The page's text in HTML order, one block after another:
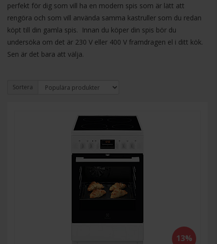
perfekt för dig som vill ha en modern spis som är lätt att
rengöra och som vill använda samma kastruller som du redan
köpt till din gamla spis. Innan du köper din spis bör du
undersöka om det är 230 V eller 400 V framdragen el i ditt kök.
Sen är det bara att välja.
Sortera
13%